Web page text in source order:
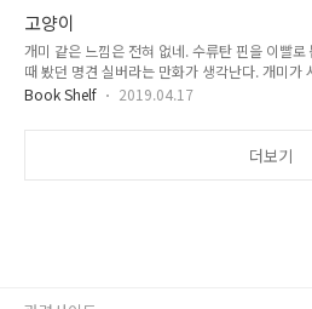
일러를 배제하고 책을 간단히 소개하려고 한다.
서 외계인이 침략하는 공격적인 성향으로 묘사하
한다. 외계인을 등장시켜서 인간 사회에 대해 풍
후반으로 가면서 종교에 대한 풍자 수위가 좀 올
달에서 발견된 5만 년 된 우주비행사의 시체로 ..
고양이
개미 같은 느낌은 전혀 없네. 수류탄 핀을 이빨
때 봤던 명견 실버라는 만화가 생각난다. 개미가
이렇게 실소가 나오지는 않았는데 왜 이렇게 느낌
너무 유치하다. 그래도 단 한가지 고양이의 역사
Book Shelf 2019.04.17
더보기